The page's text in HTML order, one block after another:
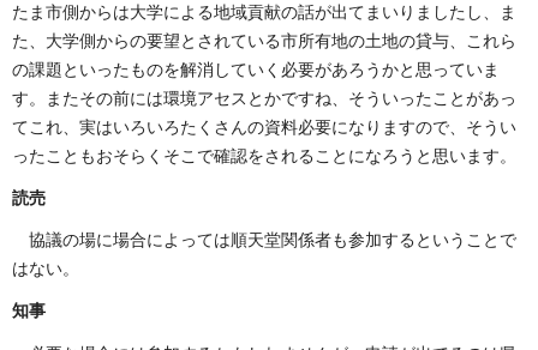
たま市側からは大学による地域貢献の話が出てまいりましたし、ま
た、大学側からの要望とされている市所有地の土地の貸与、これら
の課題といったものを解消していく必要があろうかと思っていま
す。またその前には環境アセスとかですね、そういったことがあっ
てこれ、実はいろいろたくさんの資料必要になりますので、そうい
ったこともおそらくそこで確認をされることになろうと思います。
読売
協議の場に場合によっては順天堂関係者も参加するということで
はない。
知事